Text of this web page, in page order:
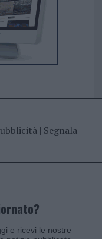
| Segnala
e ricevi le nostre